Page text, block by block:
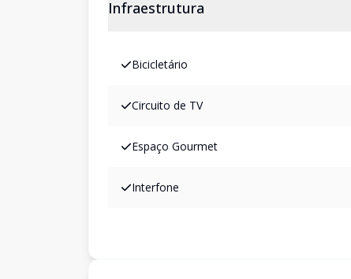
Infraestrutura
Bicicletário
Circuito de TV
Espaço Gourmet
Interfone